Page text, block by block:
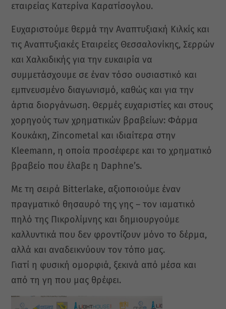
εταιρείας Κατερίνα Καρατίσογλου.
Ευχαριστούμε θερμά την Αναπτυξιακή Κιλκίς και
τις Αναπτυξιακές Εταιρείες Θεσσαλονίκης, Σερρών
και Χαλκιδικής για την ευκαιρία να
συμμετάσχουμε σε έναν τόσο ουσιαστικό και
εμπνευσμένο διαγωνισμό, καθώς και για την
άρτια διοργάνωση. Θερμές ευχαριστίες και στους
χορηγούς των χρηματικών βραβείων: Φάρμα
Κουκάκη, Zincometal και ιδιαίτερα στην
Kleemann, η οποία προσέφερε και το χρηματικό
βραβείο που έλαβε η Daphne’s.
Με τη σειρά Bitterlake, αξιοποιούμε έναν
πραγματικό θησαυρό της γης – τον ιαματικό
πηλό της Πικρολίμνης και δημιουργούμε
καλλυντικά που δεν φροντίζουν μόνο το δέρμα,
αλλά και αναδεικνύουν τον τόπο μας.
Γιατί η φυσική ομορφιά, ξεκινά από μέσα και
από τη γη που μας θρέφει.